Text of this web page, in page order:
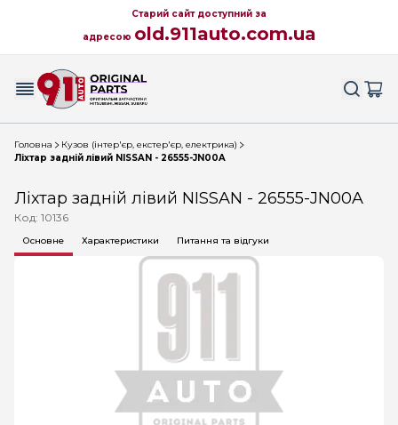
Старий сайт доступний за
адресою old.911auto.com.ua
Головна
Кузов (інтер'єр, екстер'єр, електрика)
Ліхтар задній лівий NISSAN - 26555-JN00A
Ліхтар задній лівий NISSAN - 26555-JN00A
Код: 10136
Основне Характеристики Питання та відгуки